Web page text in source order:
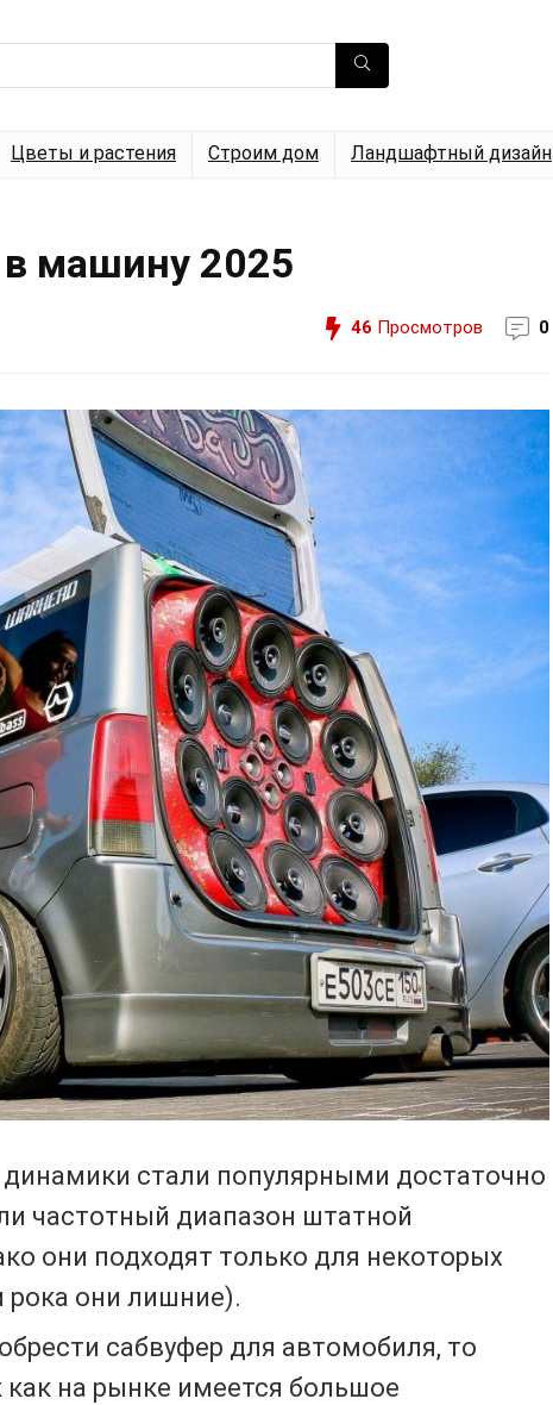
Цветы и растения Строим дом Ландшафтный дизайн
машину 2025
46 Просмотров 0
стали популярными достаточно
частотный диапазон штатной
они подходят только для некоторых
рока они лишние).
сабвуфер для автомобиля, то
на рынке имеется большое